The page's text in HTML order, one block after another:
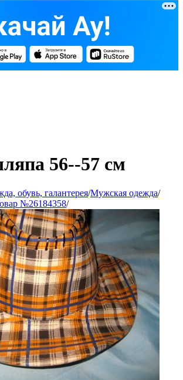
56--57 см
обувь, галантерея/Мужская одежда/
№26184358/